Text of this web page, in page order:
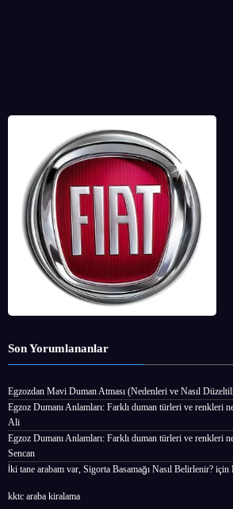
Son Yorumlananlar
Egzozdan Mavi Duman Atması (Nedenleri ve Nasıl
Egzoz Dumanı Anlamları: Farklı duman türleri ve renkleri
Ali
Egzoz Dumanı Anlamları: Farklı duman türleri ve renkleri
Sencan
İki tane arabam var, Sigorta Basamağı Nasıl Belirlenir? için
kktc araba kiralama